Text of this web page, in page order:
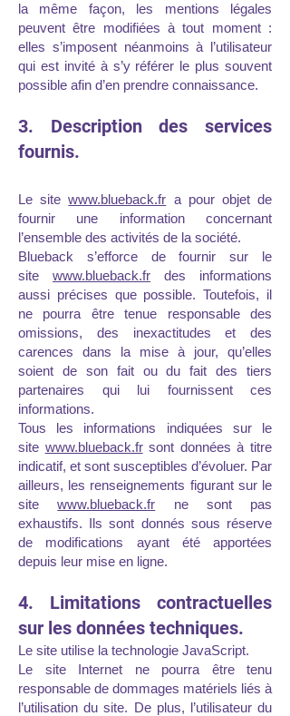
la même façon, les mentions légales
peuvent être modifiées à tout moment :
elles s’imposent néanmoins à l’utilisateur
qui est invité à s’y référer le plus souvent
possible afin d’en prendre connaissance.
3. Description des services
fournis.
Le sitewww.blueback.fr a pour objet de
fournir une information concernant
l’ensemble des activités de la société.
Blueback s’efforce de fournir sur le
site www.blueback.fr des informations
aussi précises que possible. Toutefois, il
ne pourra être tenue responsable des
omissions, des inexactitudes et des
carences dans la mise à jour, qu’elles
soient de son fait ou du fait des tiers
partenaires qui lui fournissent ces
informations.
Tous les informations indiquées sur le
site www.blueback.frsont données à titre
indicatif, et sont susceptibles d’évoluer. Par
ailleurs, les renseignements figurant sur le
sitewww.blueback.fr ne sont pas
exhaustifs. Ils sont donnés sous réserve
de modifications ayant été apportées
depuis leur mise en ligne.
4. Limitations contractuelles
sur les données techniques.
Le site utilise la technologie JavaScript.
Le site Internet ne pourra être tenu
responsable de dommages matériels liés à
l’utilisation du site. De plus, l’utilisateur du